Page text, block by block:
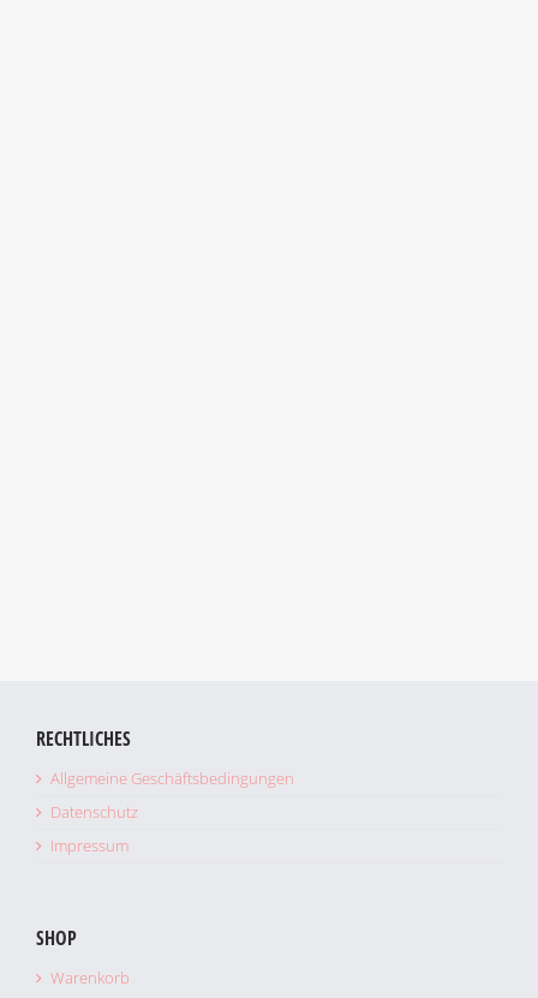
RECHTLICHES
Allgemeine Geschäftsbedingungen
Datenschutz
Impressum
SHOP
Warenkorb